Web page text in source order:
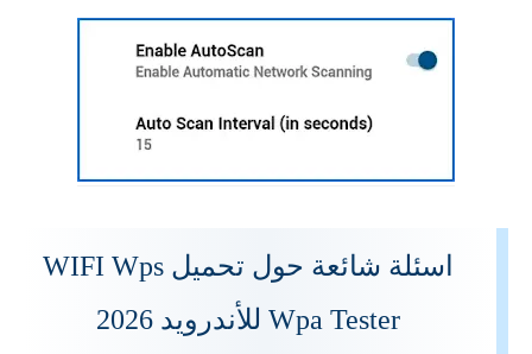
اسئلة شائعة حول تحميل WIFI Wps
Wpa Tester للأندرويد 2026